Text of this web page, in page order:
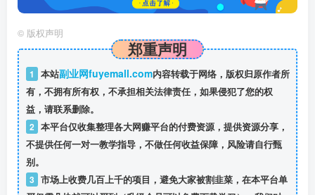
© 版权声明
郑重声明
1 本站副业网fuyemall.com内容转载于网络，版权归原作者所
有，不拥有所有权，不承担相关法律责任，如果侵犯了您的权
益，请联系删除。
2 本平台仅收集整理各大网赚平台的付费资源，提供资源分享，
不提供任何一对一教学指导，不做任何收益保障，风险请自行甄
别。
3 市场上收费几百上千的项目，避免大家被割韭菜，在本平台单